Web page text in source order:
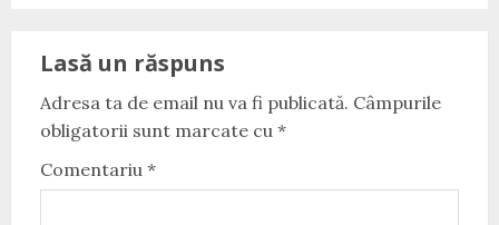
Lasă un răspuns
Adresa ta de email nu va fi publicată. Câmpurile
obligatorii sunt marcate cu *
Comentariu *